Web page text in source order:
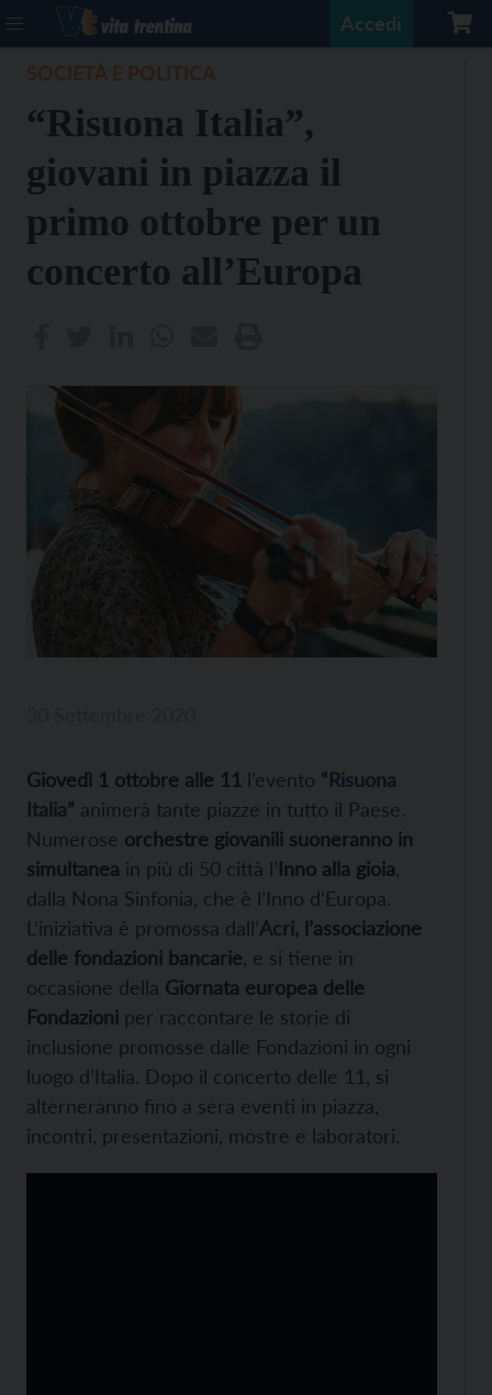
Accedi
“Risuona Italia”,
giovani in piazza il
primo ottobre per un
concerto all’Europa
Giovedì 1 ottobre alle 11 l’evento “Risuona
Italia” animerà tante piazze in tutto il Paese.
Numerose orchestre giovanili suoneranno in
simultanea in più di 50 città l’Inno alla gioia
dalla Nona Sinfonia, che è l’Inno d’Europa.
L’iniziativa è promossa dall’Acri, l’associazione
delle fondazioni bancarie , e si tiene in
occasione della Giornata europea delle
Fondazioni per raccontare le storie di
inclusione promosse dalle Fondazioni in ogni
luogo d’Italia. Dopo il concerto delle 11, si
alterneranno fino a sera eventi in piazza,
incontri, presentazioni, mostre e laboratori.